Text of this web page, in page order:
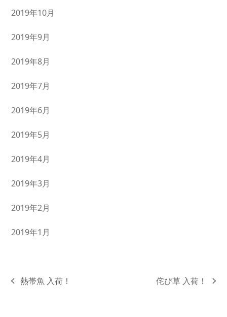
2019年10月
2019年9月
2019年8月
2019年7月
2019年6月
2019年5月
2019年4月
2019年3月
2019年2月
2019年1月
previous
熱帯魚 入荷！
next
侘び草 入荷！